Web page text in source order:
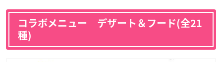
コラボメニュー デザート＆フード(全21
種)